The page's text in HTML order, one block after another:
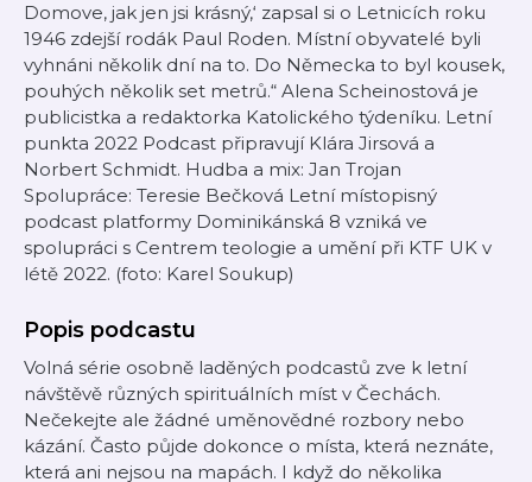
Domove, jak jen jsi krásný,‘ zapsal si o Letnicích roku
1946 zdejší rodák Paul Roden. Místní obyvatelé byli
vyhnáni několik dní na to. Do Německa to byl kousek,
pouhých několik set metrů.“ Alena Scheinostová je
publicistka a redaktorka Katolického týdeníku. Letní
punkta 2022 Podcast připravují Klára Jirsová a
Norbert Schmidt. Hudba a mix: Jan Trojan
Spolupráce: Teresie Bečková Letní místopisný
podcast platformy Dominikánská 8 vzniká ve
spolupráci s Centrem teologie a umění při KTF UK v
létě 2022. (foto: Karel Soukup)
Popis podcastu
Volná série osobně laděných podcastů zve k letní
návštěvě různých spirituálních míst v Čechách.
Nečekejte ale žádné uměnovědné rozbory nebo
kázání. Často půjde dokonce o místa, která neznáte,
která ani nejsou na mapách. I když do několika